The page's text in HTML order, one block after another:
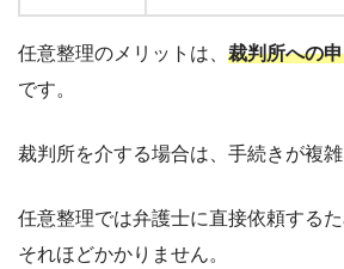
任意整理のメリットは、 裁判所への
です。
裁判所を介する場合は、手続きが複雑
任意整理では弁護士に直接依頼する
それほどかかりません。